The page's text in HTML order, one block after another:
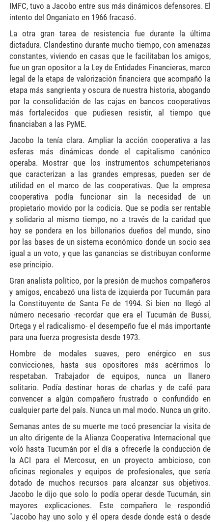
IMFC, tuvo a Jacobo entre sus más dinámicos defensores. El
intento del Onganiato en 1966 fracasó.
La otra gran tarea de resistencia fue durante la última
dictadura. Clandestino durante mucho tiempo, con amenazas
constantes, viviendo en casas que le facilitaban los amigos,
fue un gran opositor a la Ley de Entidades Financieras, marco
legal de la etapa de valorización financiera que acompañó la
etapa más sangrienta y oscura de nuestra historia, abogando
por la consolidación de las cajas en bancos cooperativos
más fortalecidos que pudiesen resistir, al tiempo que
financiaban a las PyME.
Jacobo la tenía clara. Ampliar la acción cooperativa a las
esferas más dinámicas donde el capitalismo canónico
operaba. Mostrar que los instrumentos schumpeterianos
que caracterizan a las grandes empresas, pueden ser de
utilidad en el marco de las cooperativas. Que la empresa
cooperativa podía funcionar sin la necesidad de un
propietario movido por la codicia. Que se podía ser rentable
y solidario al mismo tiempo, no a través de la caridad que
hoy se pondera en los billonarios dueños del mundo, sino
por las bases de un sistema económico donde un socio sea
igual a un voto, y que las ganancias se distribuyan conforme
ese principio.
Gran analista político, por la presión de muchos compañeros
y amigos, encabezó una lista de izquierda por Tucumán para
la Constituyente de Santa Fe de 1994. Si bien no llegó al
número necesario -recordar que era el Tucumán de Bussi,
Ortega y el radicalismo- el desempeño fue el más importante
para una fuerza progresista desde 1973.
Hombre de modales suaves, pero enérgico en sus
convicciones, hasta sus opositores más acérrimos lo
respetaban. Trabajador de equipos, nunca un llanero
solitario. Podía destinar horas de charlas y de café para
convencer a algún compañero frustrado o confundido en
cualquier parte del país. Nunca un mal modo. Nunca un grito.
Semanas antes de su muerte me tocó presenciar la visita de
un alto dirigente de la Alianza Cooperativa Internacional que
voló hasta Tucumán por el día a ofrecerle la conducción de
la ACI para el Mercosur, en un proyecto ambicioso, con
oficinas regionales y equipos de profesionales, que sería
dotado de muchos recursos para alcanzar sus objetivos.
Jacobo le dijo que solo lo podía operar desde Tucumán, sin
mayores explicaciones. Este compañero le respondió
"Jacobo hay uno solo y él opera desde donde está o desde